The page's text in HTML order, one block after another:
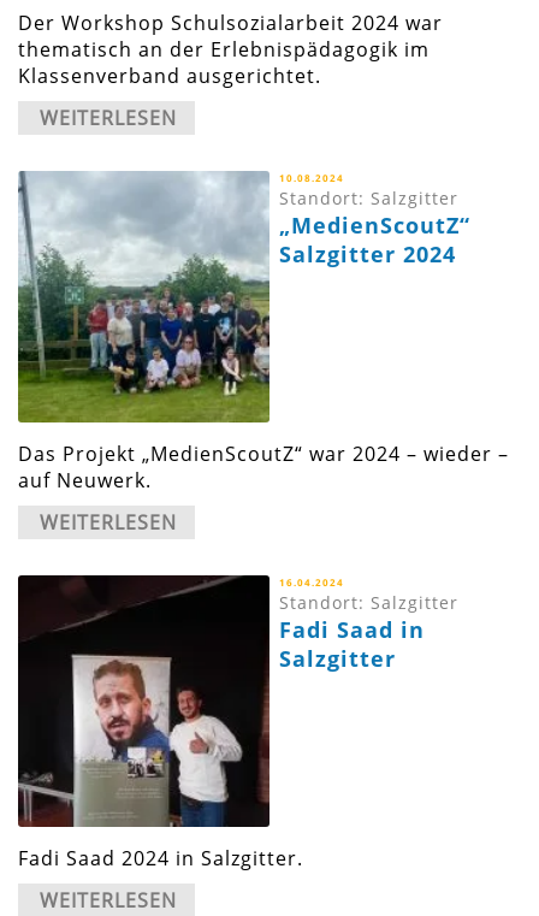
Der Workshop Schulsozialarbeit 2024 war
thematisch an der Erlebnispädagogik im
Klassenverband ausgerichtet.
WEITERLESEN
10.08.2024
Standort: Salzgitter
„MedienScoutZ“
Salzgitter 2024
Das Projekt „MedienScoutZ“ war 2024 – wieder –
auf Neuwerk.
WEITERLESEN
16.04.2024
Standort: Salzgitter
Fadi Saad in
Salzgitter
Fadi Saad 2024 in Salzgitter.
WEITERLESEN